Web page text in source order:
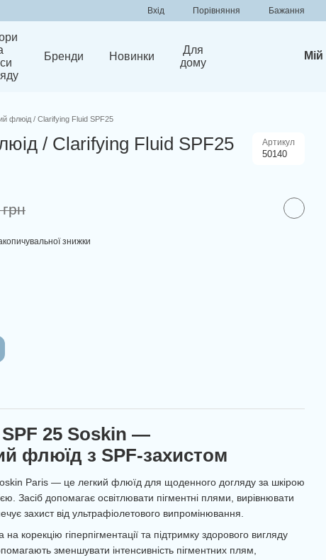
Вхід Порівняння Бажання
Бренди Новинки
Для
дому
флюід / Clarifying Fluid SPF25
/ Clarifying Fluid SPF25 Артикул
50140
знижки
25 Soskin —
флюїд з SPF-захистом
Paris — це легкий флюїд для щоденного догляду за шкірою
Засіб допомагає освітлювати пігментні плями, вирівнювати
захист від ультрафіолетового випромінювання.
корекцію гіперпігментації та підтримку здорового вигляду
зменшувати інтенсивність пігментних плям,